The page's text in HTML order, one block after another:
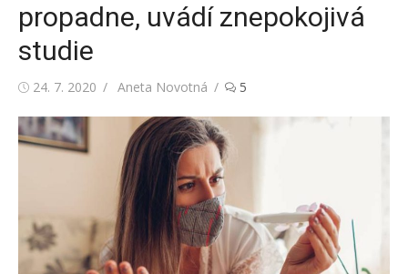
propadne, uvádí znepokojivá
studie
Posted
24. 7. 2020 Author
Aneta Novotná 5